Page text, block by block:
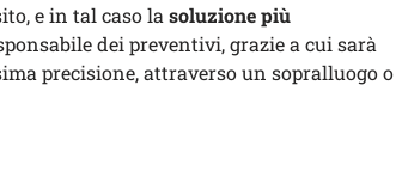
e in tal caso la soluzione più
dei preventivi, grazie a cui sarà
precisione, attraverso un sopralluogo o